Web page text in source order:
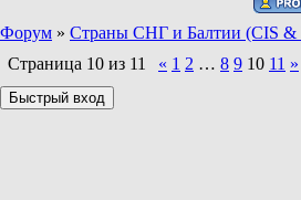
Форум » Страны СНГ и Балтии (CIS &
Страница 10 из 11 « 1 2 … 8 9 10 11 »